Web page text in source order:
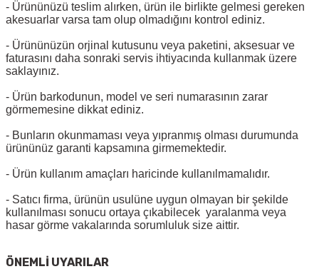
- Ürününüzü teslim alırken, ürün ile birlikte gelmesi gereken
akesuarlar varsa tam olup olmadığını kontrol ediniz.
- Ürününüzün orjinal kutusunu veya paketini, aksesuar ve
faturasını daha sonraki servis ihtiyacında kullanmak üzere
saklayınız.
- Ürün barkodunun, model ve seri numarasının zarar
görmemesine dikkat ediniz.
- Bunların okunmaması veya yıpranmış olması durumunda
ürününüz garanti kapsamına girmemektedir.
- Ürün kullanım amaçları haricinde kullanılmamalıdır.
- Satıcı firma, ürünün usulüne uygun olmayan bir şekilde
kullanılması sonucu ortaya çıkabilecek yaralanma veya
hasar görme vakalarında sorumluluk size aittir.
ÖNEMLİ UYARILAR